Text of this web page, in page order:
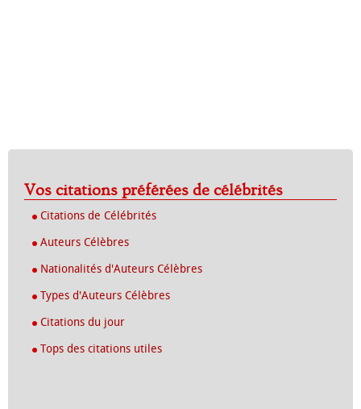
Vos citations préférées de célébrités
Citations de Célébrités
Auteurs Célèbres
Nationalités d'Auteurs Célèbres
Types d'Auteurs Célèbres
Citations du jour
Tops des citations utiles